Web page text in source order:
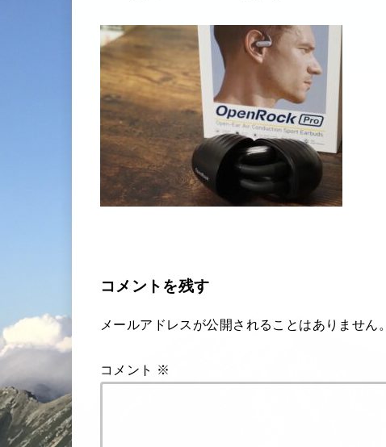
コメントを残す
メールアドレスが公開されることはありません。
コメント ※